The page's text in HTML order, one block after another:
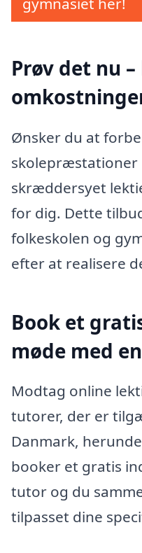
Prøv det nu
Ønsker du at
skolepræstationer
skræddersyet
for dig. Dette
folkeskolen og
efter at realisere
Book et
møde med
Modtag online
tutorer, der er
Danmark,
booker et gratis
tutor og du
tilpasset dine